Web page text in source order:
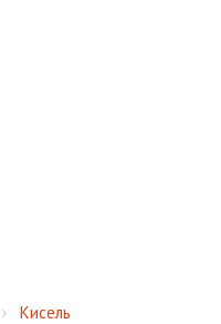
Кисель